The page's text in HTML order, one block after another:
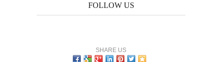
FOLLOW US
SHARE US